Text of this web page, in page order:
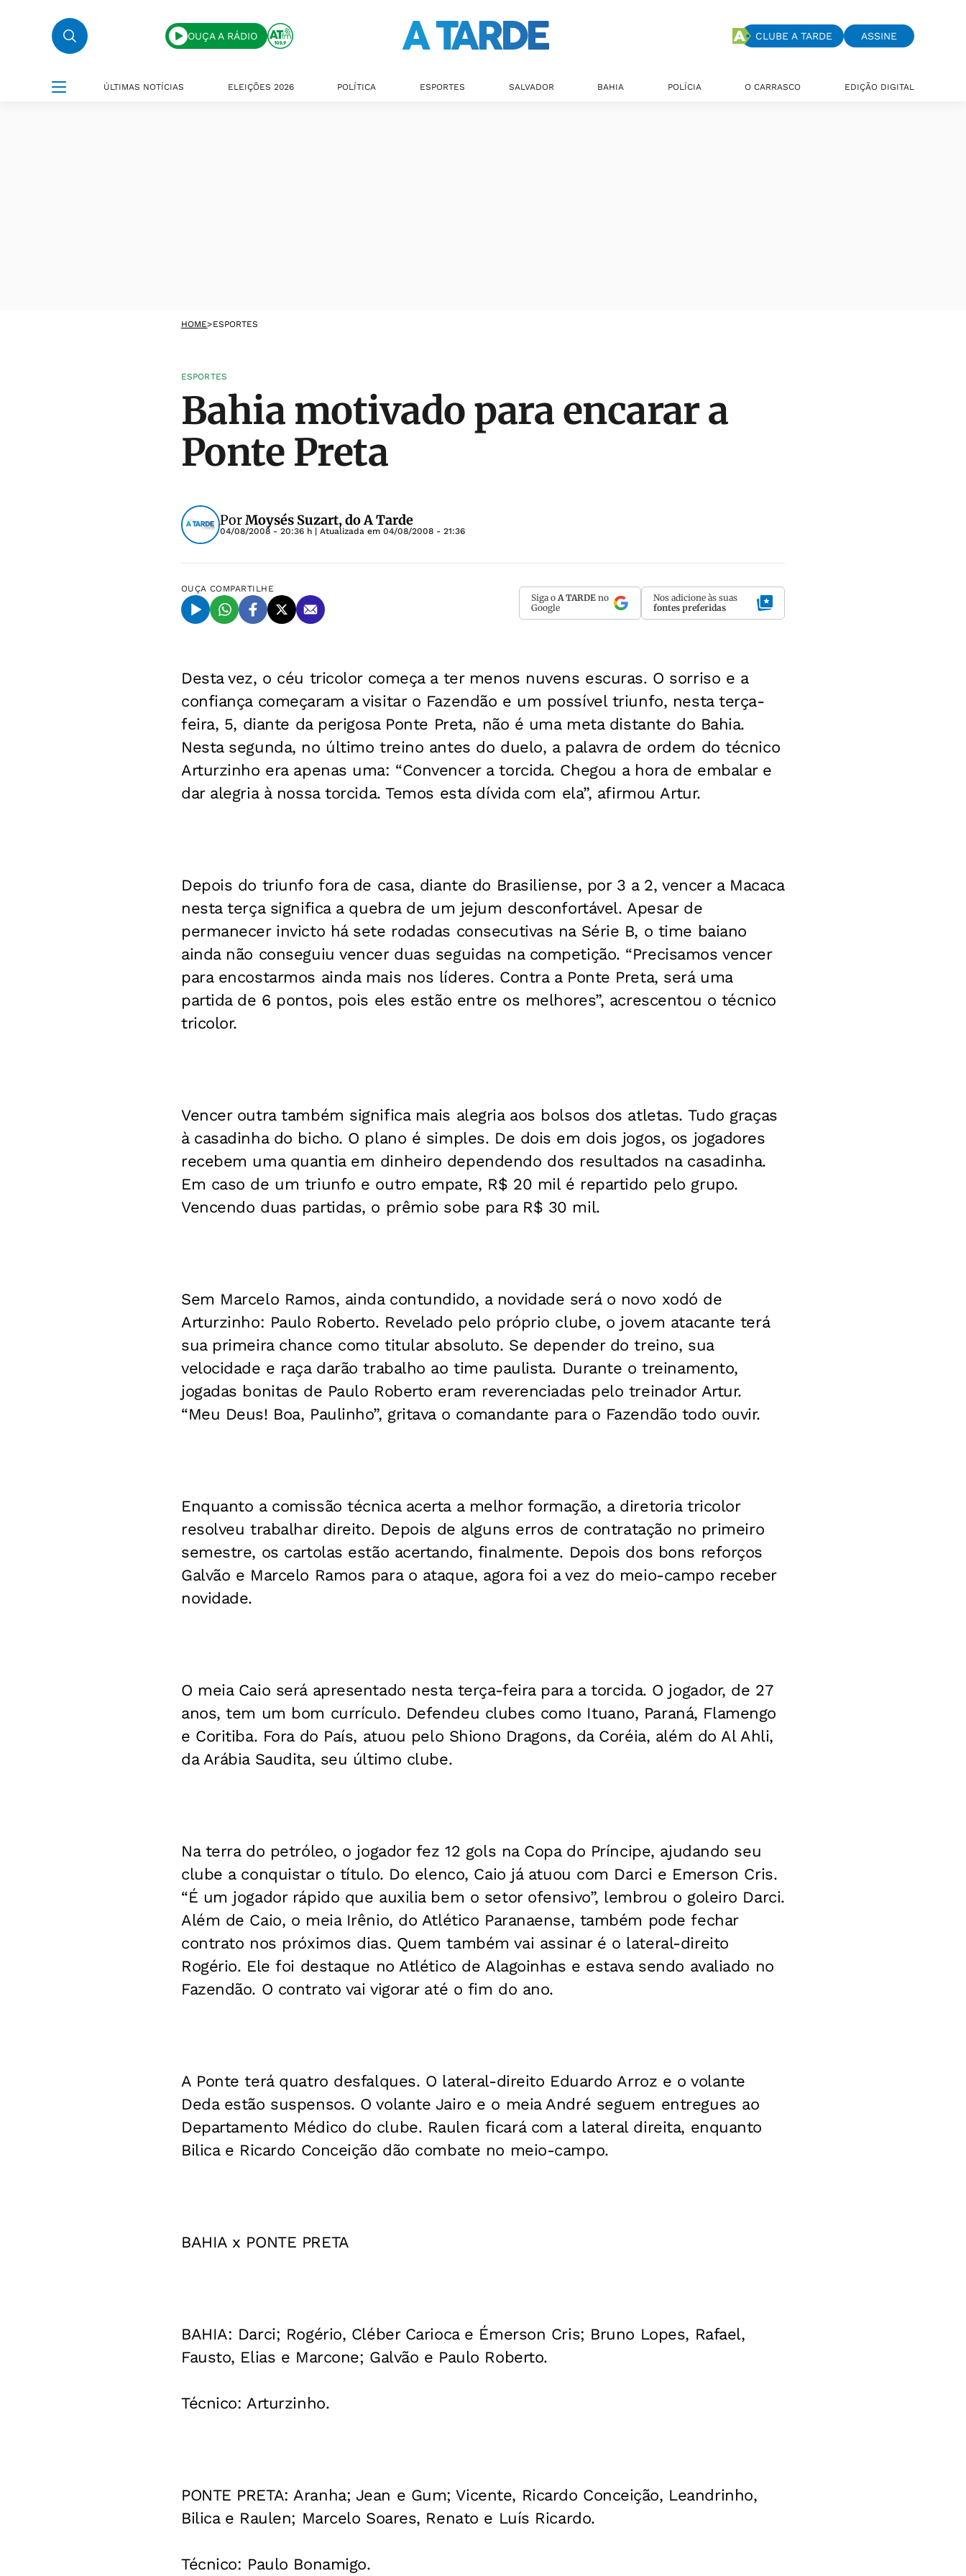
OUÇA A RÁDIO CLUBE A TARDE ASSINE
ÚLTIMAS NOTÍCIAS ELEIÇÕES 2026 POLÍTICA ESPORTES SALVADOR BAHIA POLÍCIA O CARRASCO EDIÇÃO DIGITAL
HOME>ESPORTES
ESPORTES
Bahia motivado para encarar a
Ponte Preta
PorMoysés Suzart, do A Tarde
04/08/2008 - 20:36 h | Atualizada em 04/08/2008 - 21:36
OUÇA COMPARTILHE
Siga o A TARDE no
Google
Nos adicione às suas
fontes preferidas
Desta vez, o céu tricolor começa a ter menos nuvens escuras. O sorriso e a
confiança começaram a visitar o Fazendão e um possível triunfo, nesta terça-
feira, 5, diante da perigosa Ponte Preta, não é uma meta distante do Bahia.
Nesta segunda, no último treino antes do duelo, a palavra de ordem do técnico
Arturzinho era apenas uma: “Convencer a torcida. Chegou a hora de embalar e
dar alegria à nossa torcida. Temos esta dívida com ela”, afirmou Artur.
Depois do triunfo fora de casa, diante do Brasiliense, por 3 a 2, vencer a Macaca
nesta terça significa a quebra de um jejum desconfortável. Apesar de
permanecer invicto há sete rodadas consecutivas na Série B, o time baiano
ainda não conseguiu vencer duas seguidas na competição. “Precisamos vencer
para encostarmos ainda mais nos líderes. Contra a Ponte Preta, será uma
partida de 6 pontos, pois eles estão entre os melhores”, acrescentou o técnico
tricolor.
Vencer outra também significa mais alegria aos bolsos dos atletas. Tudo graças
à casadinha do bicho. O plano é simples. De dois em dois jogos, os jogadores
recebem uma quantia em dinheiro dependendo dos resultados na casadinha.
Em caso de um triunfo e outro empate, R$ 20 mil é repartido pelo grupo.
Vencendo duas partidas, o prêmio sobe para R$ 30 mil.
Sem Marcelo Ramos, ainda contundido, a novidade será o novo xodó de
Arturzinho: Paulo Roberto. Revelado pelo próprio clube, o jovem atacante terá
sua primeira chance como titular absoluto. Se depender do treino, sua
velocidade e raça darão trabalho ao time paulista. Durante o treinamento,
jogadas bonitas de Paulo Roberto eram reverenciadas pelo treinador Artur.
“Meu Deus! Boa, Paulinho”, gritava o comandante para o Fazendão todo ouvir.
Enquanto a comissão técnica acerta a melhor formação, a diretoria tricolor
resolveu trabalhar direito. Depois de alguns erros de contratação no primeiro
semestre, os cartolas estão acertando, finalmente. Depois dos bons reforços
Galvão e Marcelo Ramos para o ataque, agora foi a vez do meio-campo receber
novidade.
O meia Caio será apresentado nesta terça-feira para a torcida. O jogador, de 27
anos, tem um bom currículo. Defendeu clubes como Ituano, Paraná, Flamengo
e Coritiba. Fora do País, atuou pelo Shiono Dragons, da Coréia, além do Al Ahli,
da Arábia Saudita, seu último clube.
Na terra do petróleo, o jogador fez 12 gols na Copa do Príncipe, ajudando seu
clube a conquistar o título. Do elenco, Caio já atuou com Darci e Emerson Cris.
“É um jogador rápido que auxilia bem o setor ofensivo”, lembrou o goleiro Darci.
Além de Caio, o meia Irênio, do Atlético Paranaense, também pode fechar
contrato nos próximos dias. Quem também vai assinar é o lateral-direito
Rogério. Ele foi destaque no Atlético de Alagoinhas e estava sendo avaliado no
Fazendão. O contrato vai vigorar até o fim do ano.
A Ponte terá quatro desfalques. O lateral-direito Eduardo Arroz e o volante
Deda estão suspensos. O volante Jairo e o meia André seguem entregues ao
Departamento Médico do clube. Raulen ficará com a lateral direita, enquanto
Bilica e Ricardo Conceição dão combate no meio-campo.
BAHIA x PONTE PRETA
BAHIA: Darci; Rogério, Cléber Carioca e Émerson Cris; Bruno Lopes, Rafael,
Fausto, Elias e Marcone; Galvão e Paulo Roberto.
Técnico: Arturzinho.
PONTE PRETA: Aranha; Jean e Gum; Vicente, Ricardo Conceição, Leandrinho,
Bilica e Raulen; Marcelo Soares, Renato e Luís Ricardo.
Técnico: Paulo Bonamigo.